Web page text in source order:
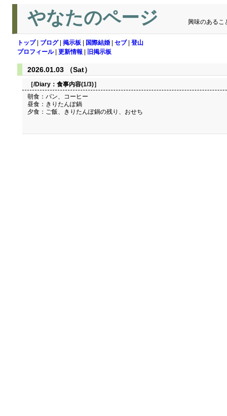
やなたのページ 興味のあるこ
トップ| ブログ| 掲示板 国際結婚 セブ| 登山
プロフィール| 更新情報 旧掲示板
2026.01.03 （Sat）
［/Diary： 食事内容(1/3)］
朝食：パン、コーヒー
昼食：きりたんぽ鍋
夕食：ご飯、きりたんぽ鍋の残り、おせち